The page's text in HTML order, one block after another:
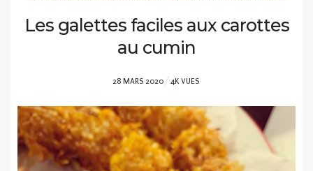
Les galettes faciles aux carottes
au cumin
POSTED
28 MARS 2020 4K VUES